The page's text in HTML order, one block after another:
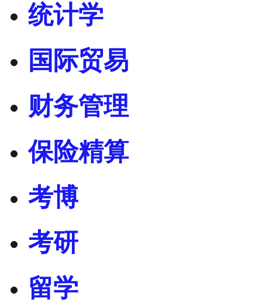
统计学
国际贸易
财务管理
保险精算
考博
考研
留学